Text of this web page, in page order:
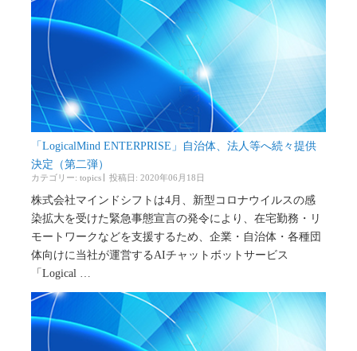
「LogicalMind ENTERPRISE」自治体、法人等へ続々提供
決定（第二弾）
カテゴリー: topics 投稿日: 2020年06月18日
株式会社マインドシフトは4月、新型コロナウイルスの感
染拡大を受けた緊急事態宣言の発令により、在宅勤務・リ
モートワークなどを支援するため、企業・自治体・各種団
体向けに当社が運営するAIチャットボットサービス
「Logical …